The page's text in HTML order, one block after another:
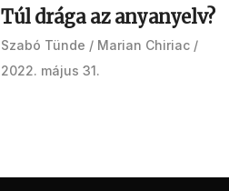
Túl drága az anyanyelv?
Szabó Tünde
Marian Chiriac
2022. május 31.